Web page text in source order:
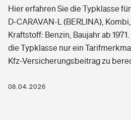
Grundfähigkeitsversicherung
Arbeitsrechtsschutz
Berufshaftpflichtversicherung
Zur Übersicht
Elementarversicherung
Freizeit
Pri­vate Haft­pflicht­
Gesundheit
Private Krankenversicherung
Hier erfahren Sie die Typklasse
D-CARAVAN-L (BERLINA), Kombi,
Kraftstoff: Benzin, Baujahr ab
die Typklasse nur ein
Kfz-Versicherungsbeitrag zu
08.04.2026